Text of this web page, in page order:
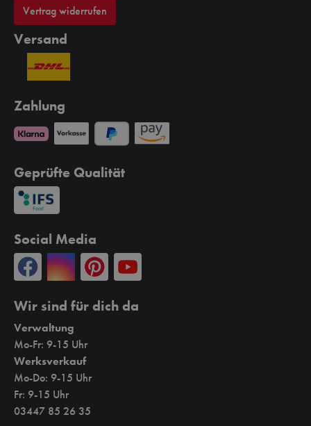
Vertrag widerrufen
Versand
Zahlung
Geprüfte Qualität
Social Media
Wir sind für dich da
Verwaltung
Mo-Fr: 9-15 Uhr
Werksverkauf
Mo-Do: 9-15 Uhr
Fr: 9-15 Uhr
03447 85 26 35